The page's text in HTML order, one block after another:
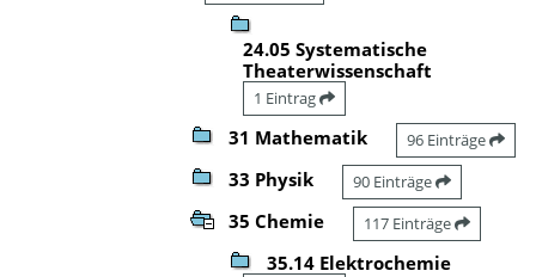
24.05 Systematische
Theaterwissenschaft
1 Eintrag
31 Mathematik 96 Einträge
33 Physik 90 Einträge
35 Chemie 117 Einträge
35.14 Elektrochemie